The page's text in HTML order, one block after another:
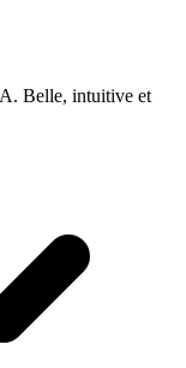
Belle, intuitive et